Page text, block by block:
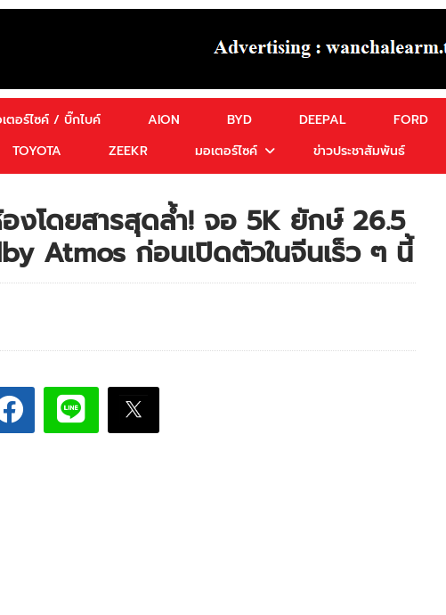
ตอร์ไซค์ / บิ๊กไบค์ AION BYD DEEPAL FORD
TOYOTA ZEEKR มอเตอร์ไซค์ ข่าวประชาสัมพันธ์
งโดยสารสุดล้ำ! จอ 5K ยักษ์ 26.5
Atmos ก่อนเปิดตัวในจีนเร็ว ๆ นี้